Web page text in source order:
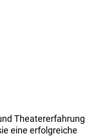
Theatererfahrung
eine erfolgreiche